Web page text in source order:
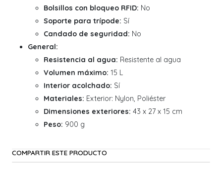
Bolsillos con bloqueo RFID: No
Soporte para trípode: Sí
Candado de seguridad: No
General:
Resistencia al agua: Resistente al agua
Volumen máximo: 15 L
Interior acolchado: Sí
Materiales: Exterior: Nylon, Poliéster
Dimensiones exteriores: 43 x 27 x 15 cm
Peso: 900 g
COMPARTIR ESTE PRODUCTO